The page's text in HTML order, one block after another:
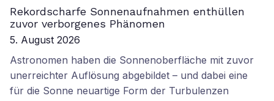
Rekordscharfe Sonnenaufnahmen enthüllen
zuvor verborgenes Phänomen
5. August 2026
Astronomen haben die Sonnenoberfläche mit zuvor
unerreichter Auflösung abgebildet – und dabei eine
für die Sonne neuartige Form der Turbulenzen